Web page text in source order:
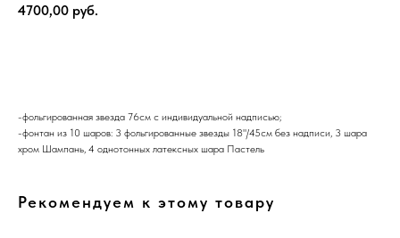
4700,00 руб.
-фольгированная звезда 76см с индивидуальной надписью;
-фонтан из 10 шаров: 3 фольгированные звезды 18"/45см без надписи, 3 шара
хром Шампань, 4 однотонных латексных шара Пастель
Рекомендуем к этому товару